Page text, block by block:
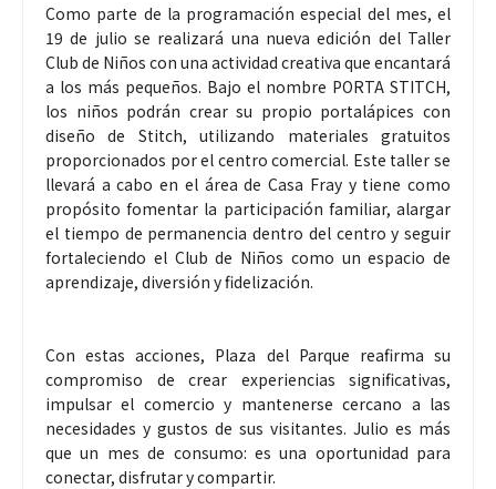
Como parte de la programación especial del mes, el
19 de julio se realizará una nueva edición del Taller
Club de Niños con una actividad creativa que encantará
a los más pequeños. Bajo el nombre PORTA STITCH,
los niños podrán crear su propio portalápices con
diseño de Stitch, utilizando materiales gratuitos
proporcionados por el centro comercial. Este taller se
llevará a cabo en el área de Casa Fray y tiene como
propósito fomentar la participación familiar, alargar
el tiempo de permanencia dentro del centro y seguir
fortaleciendo el Club de Niños como un espacio de
aprendizaje, diversión y fidelización.
Con estas acciones, Plaza del Parque reafirma su
compromiso de crear experiencias significativas,
impulsar el comercio y mantenerse cercano a las
necesidades y gustos de sus visitantes. Julio es más
que un mes de consumo: es una oportunidad para
conectar, disfrutar y compartir.